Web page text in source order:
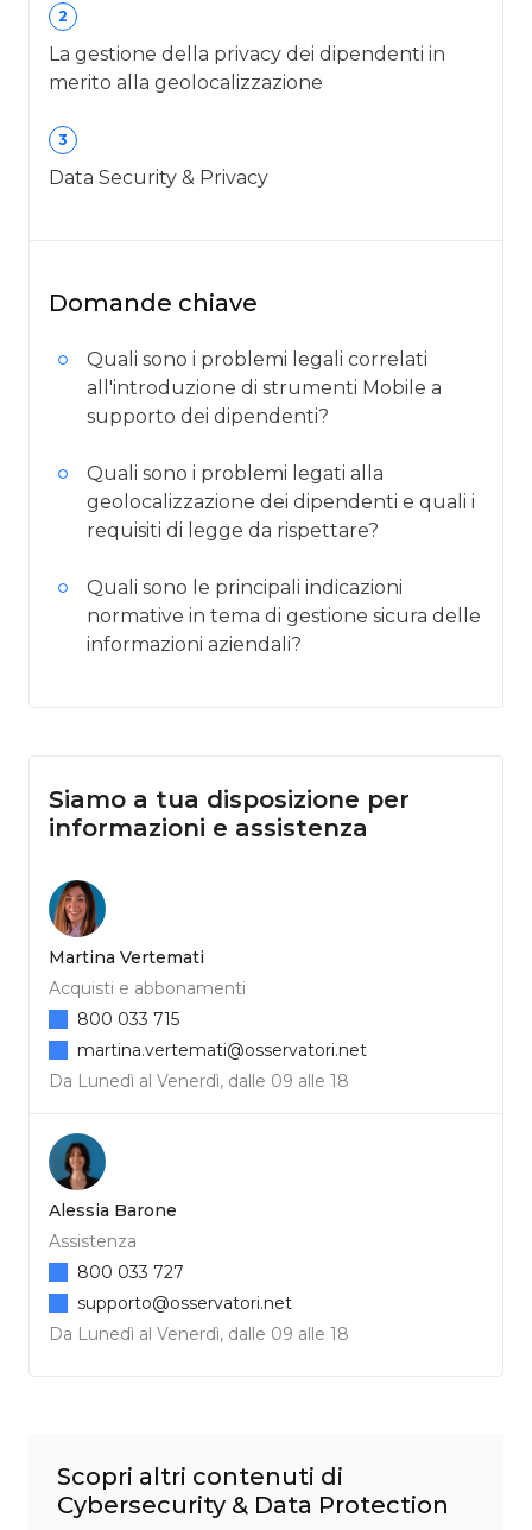
2
La gestione della privacy dei dipendenti in
merito alla geolocalizzazione
3
Data Security & Privacy
Domande chiave
Quali sono i problemi legali correlati
all'introduzione di strumenti Mobile a
supporto dei dipendenti?
Quali sono i problemi legati alla
geolocalizzazione dei dipendenti e quali i
requisiti di legge da rispettare?
Quali sono le principali indicazioni
normative in tema di gestione sicura delle
informazioni aziendali?
Siamo a tua disposizione per
informazioni e assistenza
Martina Vertemati
Acquisti e abbonamenti
Da Lunedì al Venerdì, dalle 09 alle 18
800 033 715
martina.vertemati@osservatori.net
Alessia Barone
Assistenza
Da Lunedì al Venerdì, dalle 09 alle 18
800 033 727
supporto@osservatori.net
Scopri altri contenuti di
Cybersecurity & Data Protection